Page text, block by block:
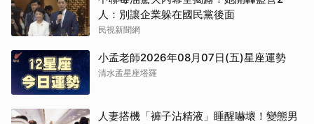
人：別讓企業躲在國民黨後面
民視新聞網
小孟老師2026年08月07日(五)星座運勢
清水孟星座塔羅
人妻搭機「褲子沾精液」睡醒嚇壞！變態男